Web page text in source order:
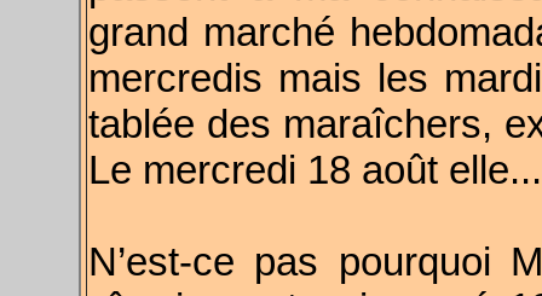
grand marché
mercredis mais les
tablée des maraîchers,
Le mercredi 18 août
N’est-ce pas pourquoi